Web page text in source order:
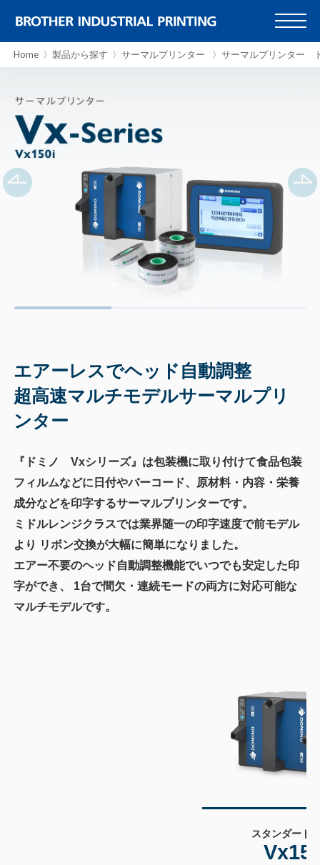
Home 製品から探す サーマルプリンター サーマルプリンター
エアーレスでヘッド自動調整
超高速マルチモデルサーマルプリ
ンター
『ドミノ Vxシリーズ』は包装機に取り付けて食品包装
フィルムなどに日付やバーコード、原材料・内容・栄養
成分などを印字するサーマルプリンターです。
ミドルレンジクラスでは業界随一の印字速度で前モデル
より リボン交換が大幅に簡単になりました。
エアー不要のヘッド自動調整機能でいつでも安定した印
字ができ、
1台で間欠・連続モードの両方に対応可能な
マルチモデルです。
スタンダード